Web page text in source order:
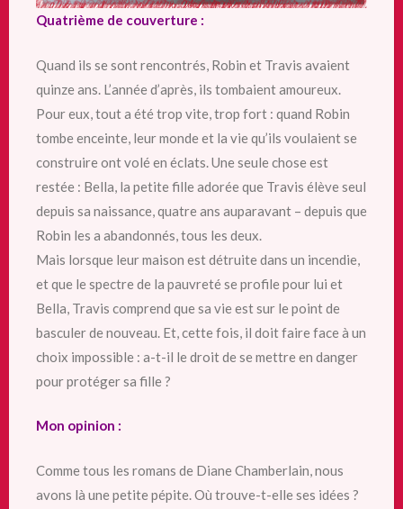
Quatrième de couverture :
Quand ils se sont rencontrés, Robin et Travis avaient
quinze ans. L’année d’après, ils tombaient amoureux.
Pour eux, tout a été trop vite, trop fort : quand Robin
tombe enceinte, leur monde et la vie qu’ils voulaient se
construire ont volé en éclats. Une seule chose est
restée : Bella, la petite fille adorée que Travis élève seul
depuis sa naissance, quatre ans auparavant – depuis que
Robin les a abandonnés, tous les deux.
Mais lorsque leur maison est détruite dans un incendie,
et que le spectre de la pauvreté se profile pour lui et
Bella, Travis comprend que sa vie est sur le point de
basculer de nouveau. Et, cette fois, il doit faire face à un
choix impossible : a-t-il le droit de se mettre en danger
pour protéger sa fille ?
Mon opinion :
Comme tous les romans de Diane Chamberlain, nous
avons là une petite pépite. Où trouve-t-elle ses idées ?